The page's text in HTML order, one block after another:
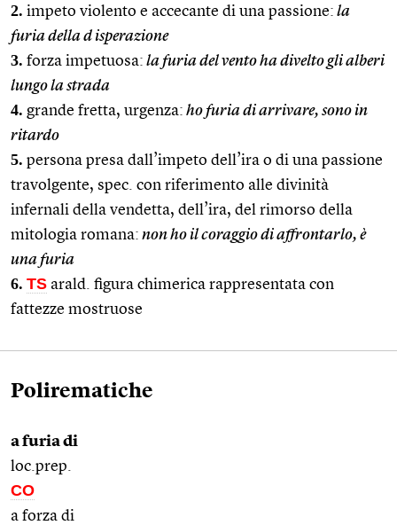
2. impeto violento e accecante di una passione: la
furia della d isperazione
3. forza impetuosa: la furia del vento ha divelto gli alberi
lungo la strada
4. grande fretta, urgenza: ho furia di arrivare, sono in
ritardo
5. persona presa dall’impeto dell’ira o di una passione
travolgente, spec. con riferimento alle divinità
infernali della vendetta, dell’ira, del rimorso della
mitologia romana: non ho il coraggio di affrontarlo, è
una furia
6. TS arald. figura chimerica rappresentata con
fattezze mostruose
Polirematiche
a furia di
loc.prep.
CO
a forza di